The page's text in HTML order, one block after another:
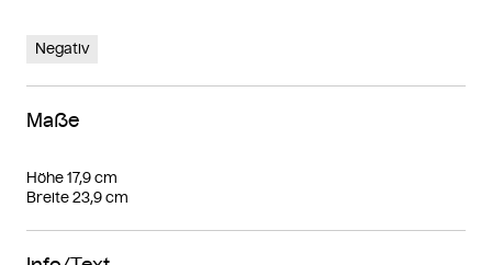
Negativ
Maße
Höhe 17,9 cm
Breite 23,9 cm